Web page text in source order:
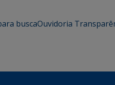
buscaOuvidoria